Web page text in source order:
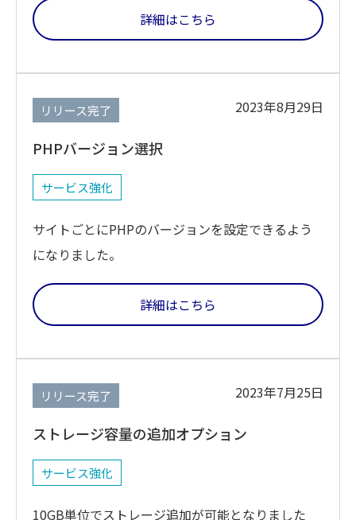
詳細はこちら
リリース完了 2023年8月29日
PHPバージョン選択
サービス強化
サイトごとにPHPのバージョンを設定できるよう
になりました。
詳細はこちら
リリース完了 2023年7月25日
ストレージ容量の追加オプション
サービス強化
10GB単位でストレージ追加が可能となりました